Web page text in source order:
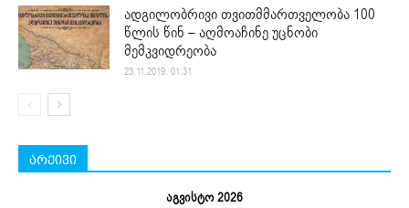
ადგილობრივი თვითმმართველობა 100
წლის წინ – აღმოაჩინე უცნობი
მემკვიდრეობა
23.11.2019. 01:31
არქივი
აგვისტო 2026